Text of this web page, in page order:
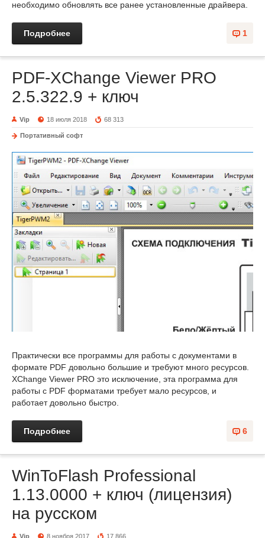
необходимо обновлять все ранее установленные драйвера.
1
Подробнее
PDF-XChange Viewer PRO
2.5.322.9 + ключ
Vip 18 июля 2018 68 313
Портативный софт
Практически все программы для работы с документами в
формате PDF довольно большие и требуют много ресурсов.
XChange Viewer PRO это исключение, эта программа для
работы с PDF форматами требует мало ресурсов, и
работает довольно быстро.
6
Подробнее
WinToFlash Professional
1.13.0000 + ключ (лицензия)
на русском
Vip 8 ноября 2017 17 866